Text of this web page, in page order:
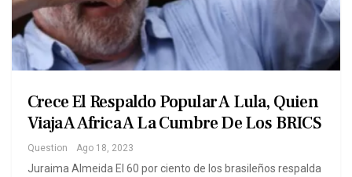
Crece El Respaldo Popular A Lula, Quien
Viaja A Africa A La Cumbre De Los BRICS
Question Ago 18, 2023
Juraima Almeida El 60 por ciento de los brasileños respalda